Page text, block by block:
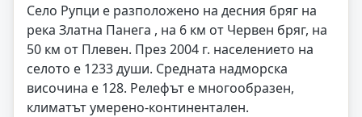
Село Рупци е разположено на десния бряг на
река Златна Панега , на 6 км от Червен бряг, на
50 км от Плевен. През 2004 г. населението на
селото е 1233 души. Средната надморска
височина е 128. Релефът е многообразен,
климатът умерено-континентален.